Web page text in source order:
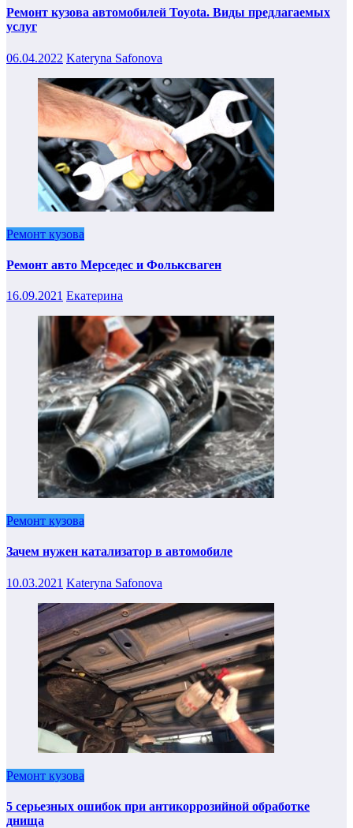
Ремонт кузова автомобилей Toyota. Виды предлагаемых
услуг
06.04.2022 Kateryna Safonova
Ремонт кузова
Ремонт авто Мерседес и Фольксваген
16.09.2021 Екатерина
Ремонт кузова
Зачем нужен катализатор в автомобиле
10.03.2021 Kateryna Safonova
Ремонт кузова
5 серьезных ошибок при антикоррозийной обработке
днища